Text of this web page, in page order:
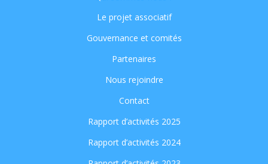
Le projet associatif
Gouvernance et comités
Partenaires
Nous rejoindre
Contact
Rapport d’activités 2025
Rapport d’activités 2024